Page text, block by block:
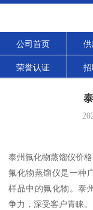
公司首页
荣誉认证
泰州氟化物蒸馏仪价格
氟化物蒸馏仪是一种
样品中的氟化物。泰
争力，深受客户青睐。